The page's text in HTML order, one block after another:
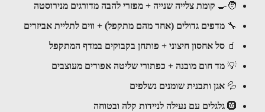
🧑‍🍳קומת צלייה שנייה + מפזרי להבה מדורגים מנירוסטה
🔧
מדפים גדולים (אחד מהם מתקפל) + ווים לתליית אביזרים
🧃
סל אחסון חיצוני + פותחן בקבוקים במדף המתקפל
💡
מד חום מובנה + כפתורי שליטה אפורים מעוצבים
💦
אגן ותבנית שומנים נשלפים
🛞
גלגלים עם נעילה לניידות קלה ובטוחה